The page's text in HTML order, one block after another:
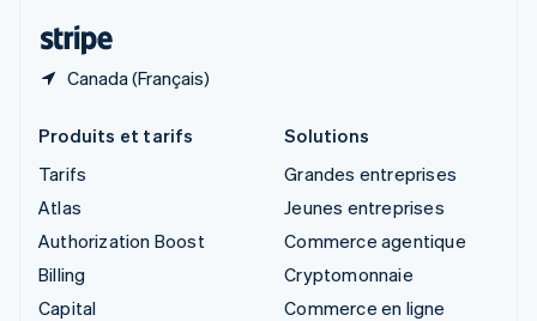
Canada (Français)
Produits et tarifs
Tarifs
Atlas
Authorization Boost
Billing
Capital
Solutions
Grandes entreprises
Jeunes entreprises
Commerce agentique
Cryptomonnaie
Commerce en ligne